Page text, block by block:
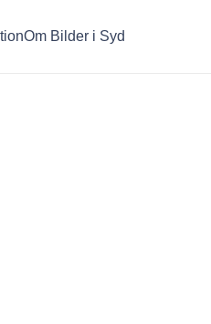
Om Bilder i Syd